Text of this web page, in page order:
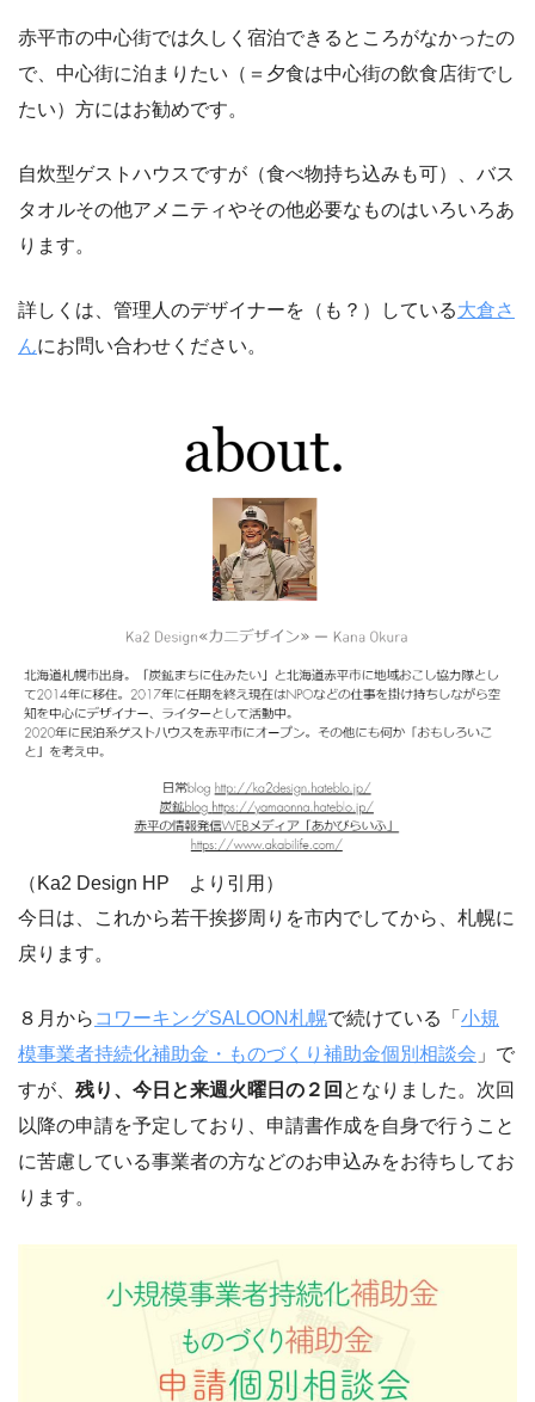
赤平市の中心街では久しく宿泊できるところがなかったの
で、中心街に泊まりたい（＝夕食は中心街の飲食店街でし
たい）方にはお勧めです。
自炊型ゲストハウスですが（食べ物持ち込みも可）、バス
タオルその他アメニティやその他必要なものはいろいろあ
ります。
詳しくは、管理人のデザイナーを（も？）している大倉さ
んにお問い合わせください。
（Ka2 Design HP より引用）
今日は、これから若干挨拶周りを市内でしてから、札幌に
戻ります。
８月から コワーキングSALOON札幌で続けている「 小規
模事業者持続化補助金・ものづくり補助金個別相談会 」で
すが、 残り、今日と来週火曜日の２回 となりました。次回
以降の申請を予定しており、申請書作成を自身で行うこと
に苦慮している事業者の方などのお申込みをお待ちしてお
ります。